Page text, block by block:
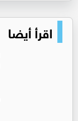
اقرأ أيضا